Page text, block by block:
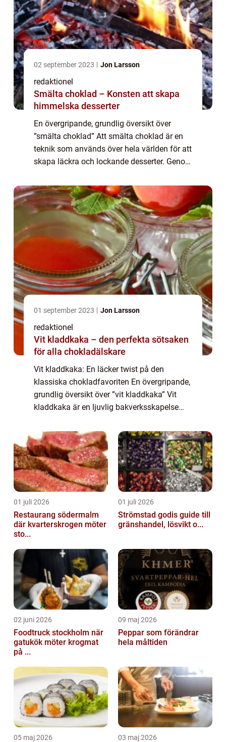
02 september 2023 Jon Larsson
redaktionel
Smälta choklad – Konsten att skapa
himmelska desserter
En övergripande, grundlig översikt över
”smälta choklad” Att smälta choklad är en
teknik som används över hela världen för att
skapa läckra och lockande desserter. Genom
dess fasta form till e...
01 september 2023 Jon Larsson
redaktionel
Vit kladdkaka – den perfekta sötsaken
för alla chokladälskare
Vit kladdkaka: En läcker twist på den
klassiska chokladfavoriten En övergripande,
grundlig översikt över ”vit kladdkaka” Vit
kladdkaka är en ljuvlig bakverksskapelse
matälskare över hela världen. Till...
01 juli 2026
Restaurang södermalm
där kvarterskrogen möter
sto...
01 juli 2026
Strömstad godis guide till
gränshandel, lösvikt o...
02 juni 2026
Foodtruck stockholm när
gatukök möter krogmat
på ...
09 maj 2026
Peppar som förändrar
hela måltiden
05 maj 2026 03 maj 2026